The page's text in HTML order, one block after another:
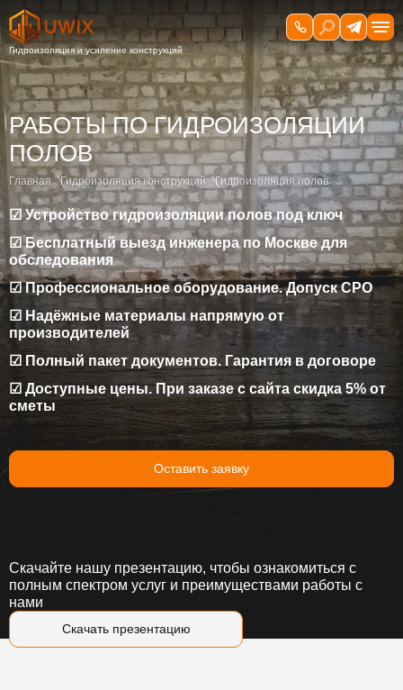
РАБОТЫ ПО ГИДРОИЗОЛЯЦИИ
ПОЛОВ
Главная Гидроизоляция конструкций Гидроизоляция полов
☑ Устройство гидроизоляции полов под ключ
☑ Бесплатный выезд инженера по Москве для
обследования
☑ Профессиональное оборудование. Допуск СРО
☑ Надёжные материалы напрямую от
производителей
☑ Полный пакет документов. Гарантия в договоре
☑ Доступные цены. При заказе с сайта скидка 5% от
сметы
Оставить заявку
Скачать презентацию
Скачайте нашу презентацию, чтобы ознакомиться с
полным спектром услуг и преимуществами работы с
нами